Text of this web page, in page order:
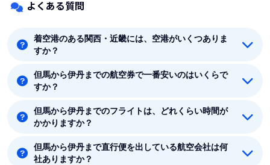
よくある質問
着空港のある関西・近畿には、空港がいくつありま
すか？
着空港のある関西・近畿には6つの空港があります。伊
丹、関空、大阪、神戸、但馬、白浜です。
但馬から伊丹までの航空券で一番安いのはいくらで
すか？
但馬から伊丹までの最安値はJAL(日本航空)の4850円で
す。
但馬から伊丹までのフライトは、どれくらい時間が
かかりますか？
但馬から伊丹まで平均フライト時間は約35分です。
但馬から伊丹まで直行便を出している航空会社は何
社ありますか？